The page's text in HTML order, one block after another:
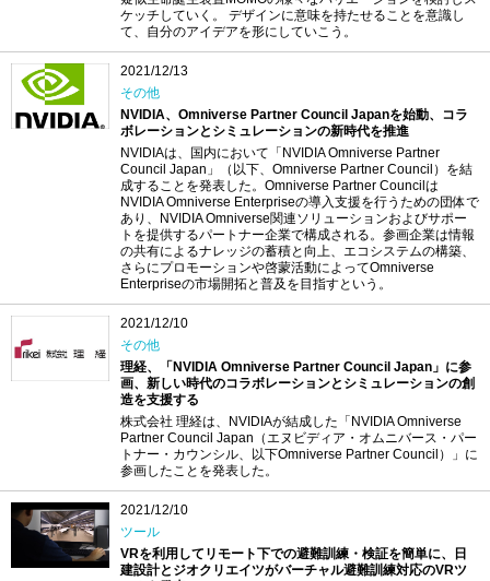
ケッチしていく。 デザインに意味を持たせることを意識し
て、自分のアイデアを形にしていこう。
2021/12/13
その他
NVIDIA、Omniverse Partner Council Japanを始動、コラ
ボレーションとシミュレーションの新時代を推進
NVIDIAは、国内において「NVIDIA Omniverse Partner
Council Japan」（以下、Omniverse Partner Council）を結
成することを発表した。Omniverse Partner Councilは
NVIDIA Omniverse Enterpriseの導入支援を行うための団体で
あり、NVIDIA Omniverse関連ソリューションおよびサポー
トを提供するパートナー企業で構成される。参画企業は情報
の共有によるナレッジの蓄積と向上、エコシステムの構築、
さらにプロモーションや啓蒙活動によってOmniverse
Enterpriseの市場開拓と普及を目指すという。
2021/12/10
その他
理経、「NVIDIA Omniverse Partner Council Japan」に参
画、新しい時代のコラボレーションとシミュレーションの創
造を支援する
株式会社 理経は、NVIDIAが結成した「NVIDIA Omniverse
Partner Council Japan（エヌビディア・オムニバース・パー
トナー・カウンシル、以下Omniverse Partner Council）」に
参画したことを発表した。
2021/12/10
ツール
VRを利用してリモート下での避難訓練・検証を簡単に、日
建設計とジオクリエイツがバーチャル避難訓練対応のVRツ